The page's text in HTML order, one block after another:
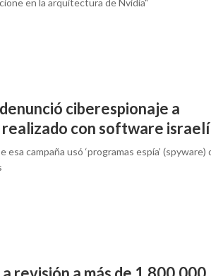
en la arquitectura de Nvidia"
ciberespionaje a
con software israelí
campaña usó ‘programas espía’ (spyware)